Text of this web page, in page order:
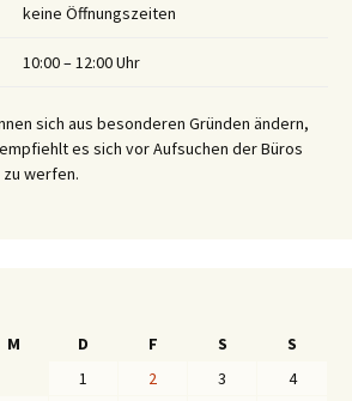
keine Öffnungszeiten
10:00 – 12:00 Uhr
sich aus besonderen Gründen ändern,
es sich vor Aufsuchen der Büros
zu werfen.
M D F S
S
1
2 3
4